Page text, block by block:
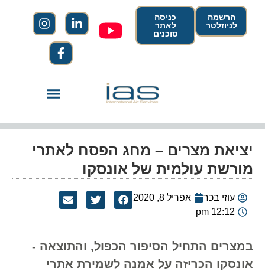
הרשמה
לניוזלטר
כניסה
לאתר
סוכנים
יציאת מצרים – מחג הפסח לאתרי
מורשת עולמית של אונסקו
עוזי בכר
אפריל 8, 2020
12:12 pm
במצרים התחיל הסיפור הכפול, והתוצאה -
אונסקו הכריזה על אמנה לשמירת אתרי